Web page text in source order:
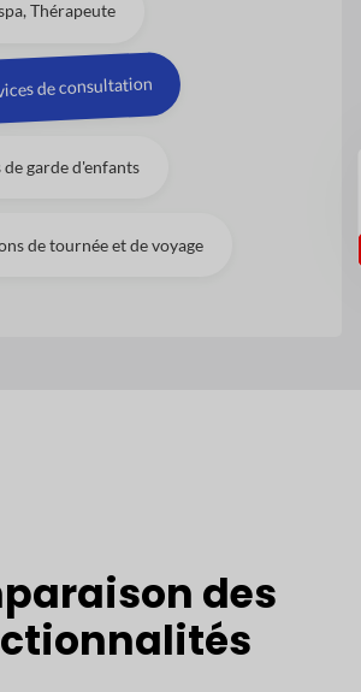
Thérapeute
de consultation
de garde d'enfants
de tournée et de voyage
des